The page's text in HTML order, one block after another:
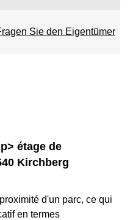
Sie den Eigentümer
étage de
Kirchberg
d'un parc, ce qui
en termes